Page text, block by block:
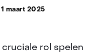
maart 2025
rol spelen